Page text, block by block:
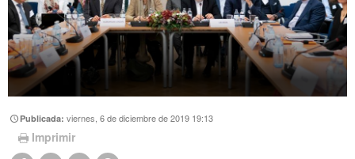
Publicada:viernes, 6 de diciembre de 2019 19:13
Imprimir